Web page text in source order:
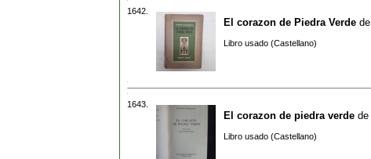
1642.
El corazon de Piedra Verde de
Libro usado (Castellano)
1643.
El corazon de piedra verde de
Libro usado (Castellano)